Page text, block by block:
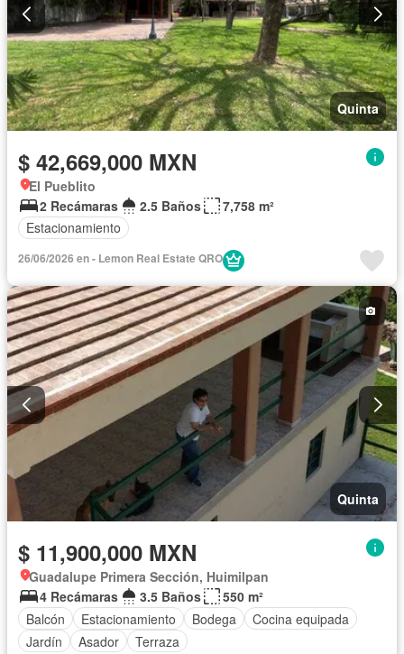
Quinta
$ 42,669,000 MXN
El Pueblito
2 Recámaras
2.5 Baños
7,758 m²
Estacionamiento
26/06/2026 en - Lemon Real Estate QRO
Quinta
$ 11,900,000 MXN
Guadalupe Primera Sección, Huimilpan
4 Recámaras
3.5 Baños
550 m²
Balcón
Estacionamiento Bodega
Cocina equipada
Jardín
Asador Terraza